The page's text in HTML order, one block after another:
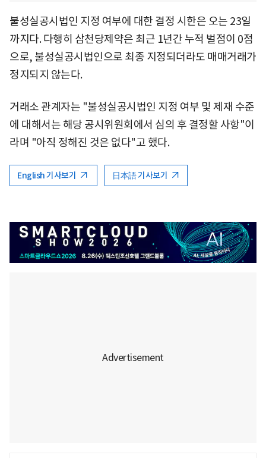
불성실공시법인 지정 여부에 대한 결정 시한은 오는 23일
까지다. 다행히 삼천당제약은 최근 1년간 누적 벌점이 0점
으로, 불성실공시법인으로 최종 지정되더라도 매매거래가
정지되지 않는다.
거래소 관계자는 "불성실공시법인 지정 여부 및 제재 수준
에 대해서는 해당 공시위원회에서 심의 후 결정할 사항"이
라며 "아직 정해진 것은 없다"고 했다.
English 기사보기 日本語 기사보기